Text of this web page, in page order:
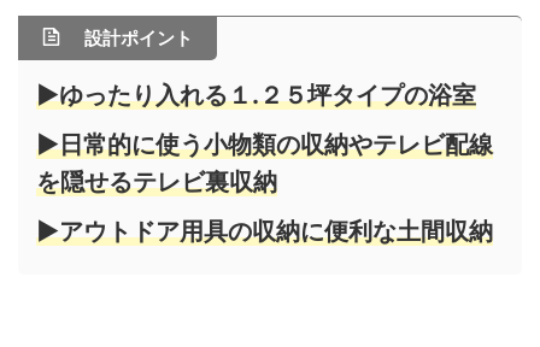
設計ポイント
▶ゆったり入れる１.２５坪タイプの浴室
▶日常的に使う小物類の収納やテレビ配線
を隠せるテレビ裏収納
▶アウトドア用具の収納に便利な土間収納